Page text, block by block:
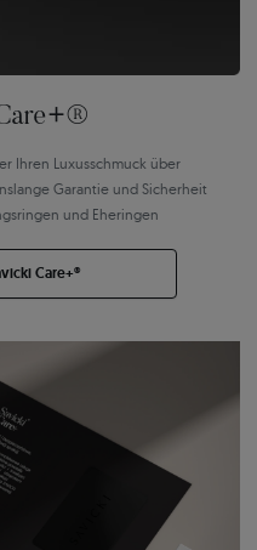
Ihren Luxusschmuck über
Garantie und Sicherheit
und Eheringen
Care+®